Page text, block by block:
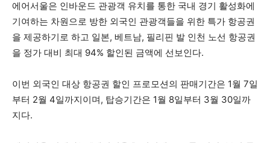
에어서울은 인바운드 관광객 유치를 통한 국내 경기 활성화에
기여하는 차원으로 방한 외국인 관광객들을 위한 특가 항공권
을 제공하기로 하고 일본, 베트남, 필리핀 발 인천 노선 항공권
을 정가 대비 최대 94% 할인된 금액에 선보인다.
이번 외국인 대상 항공권 할인 프로모션의 판매기간은 1월 7일
부터 2월 4일까지이며, 탑승기간은 1월 8일부터 3월 30일까
지다.